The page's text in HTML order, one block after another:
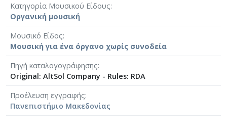
Κατηγορία Μουσικού Είδους
Οργανική μουσική
Μουσικό Είδος
Μουσική για ένα όργανο χωρίς συνοδεία
Πηγή καταλογογράφησης
Original: AltSol Company - Rules: RDA
Προέλευση εγγραφής
Πανεπιστήμιο Μακεδονίας